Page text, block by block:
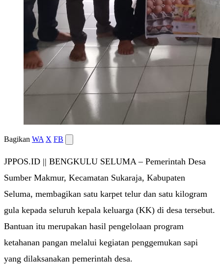
Bagikan WA X FB
JPPOS.ID || BENGKULU SELUMA – Pemerintah Desa
Sumber Makmur, Kecamatan Sukaraja, Kabupaten
Seluma, membagikan satu karpet telur dan satu kilogram
gula kepada seluruh kepala keluarga (KK) di desa tersebut.
Bantuan itu merupakan hasil pengelolaan program
ketahanan pangan melalui kegiatan penggemukan sapi
yang dilaksanakan pemerintah desa.